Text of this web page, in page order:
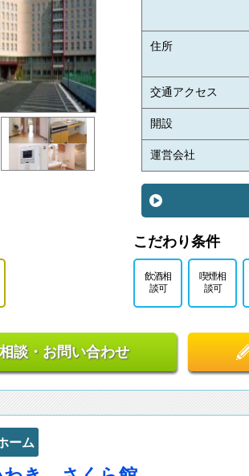
住所
交通アクセス
開設
運営会社
こだわり条件
飲酒相
談可
喫煙相
談可
相談・お問い合わせ
ーム